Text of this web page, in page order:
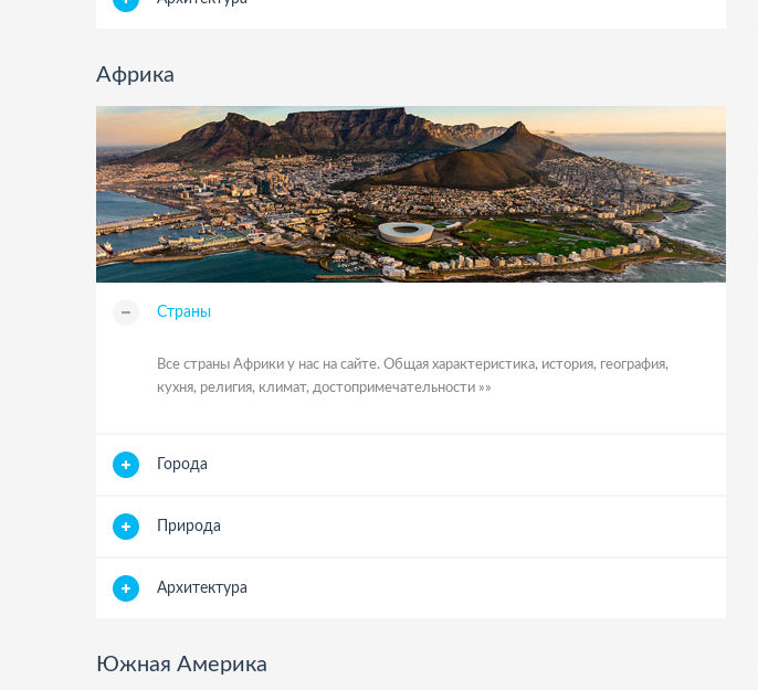
Африка
Страны
Все страны Африки у нас на сайте. Общая характеристика, история, география,
кухня, религия, климат, достопримечательности »»
Города
Природа
Архитектура
Южная Америка